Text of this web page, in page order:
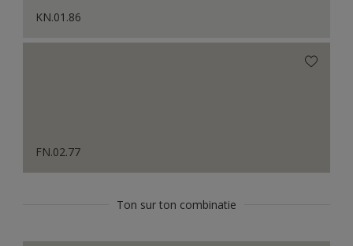
KN.01.86
FN.02.77
Ton sur ton combinatie